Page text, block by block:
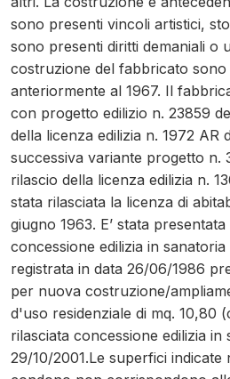
sono presenti vincoli artistici,
sono presenti diritti demaniali o
costruzione del fabbricato sono
anteriormente al 1967. Il
con progetto edilizio n. 23859
della licenza edilizia n. 1972 AR
successiva variante progetto n.
rilascio della licenza edilizia n.
stata rilasciata la licenza di
giugno 1963. E’ stata
concessione edilizia in
registrata in data 26/06/1986
per nuova costruzione/
d'uso residenziale di mq. 10,80
rilasciata concessione edilizia
29/10/2001.Le superfici indicate